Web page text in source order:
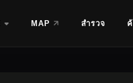
MAP สำรวจ